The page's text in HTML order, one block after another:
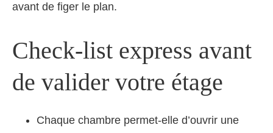
avant de figer le plan.
Check-list express avant
de valider votre étage
Chaque chambre permet-elle d’ouvrir une